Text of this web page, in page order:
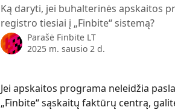
Ką daryti, jei buhalterinės apskaitos
registro tiesiai į „Finbite“ sistemą?
Parašė Finbite LT
2025 m. sausio 2 d.
Jei apskaitos programa neleidžia
„Finbite“ sąskaitų faktūrų centrą,